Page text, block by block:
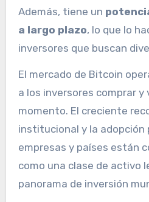
Además, tiene un
a largo plazo, lo que lo
inversores que buscan
El mercado de Bitcoin
a los inversores comprar y
momento. El creciente
institucional y la adopción
empresas y países están
como una clase de activo
panorama de inversión